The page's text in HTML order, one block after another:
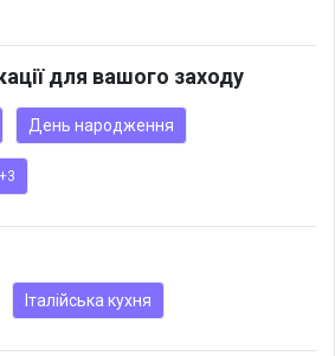
для вашого заходу
День народження
+3
Італійська кухня